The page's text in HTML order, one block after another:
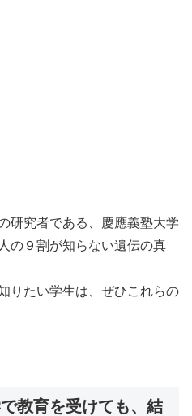
研究者である、慶應義塾大学
の９割が知らない遺伝の真
りたい学生は、ぜひこれらの
教育を受けても、結